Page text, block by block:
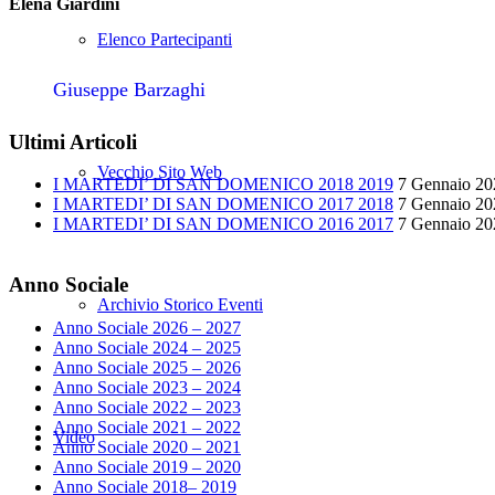
Elenco Partecipanti
Vecchio Sito Web
Archivio Storico Eventi
Video
Elena Giardini
Giuseppe Barzaghi
Ultimi Articoli
I MARTEDI’ DI SAN DOMENICO 2018 2019 7 Gennaio
I MARTEDI’ DI SAN DOMENICO 2017 2018 7 Gennaio
I MARTEDI’ DI SAN DOMENICO 2016 2017 7 Gennaio
Anno Sociale
Anno Sociale 2026 – 2027
Anno Sociale 2024 – 2025
Anno Sociale 2025 – 2026
Anno Sociale 2023 – 2024
Anno Sociale 2022 – 2023
Anno Sociale 2021 – 2022
Anno Sociale 2020 – 2021
Anno Sociale 2019 – 2020
Anno Sociale 2018– 2019